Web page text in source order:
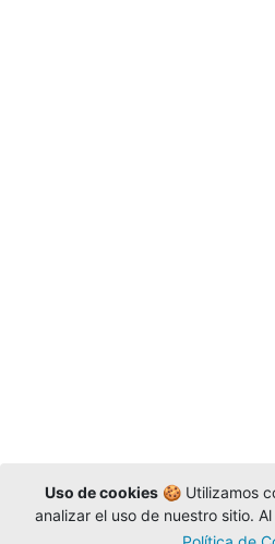
Uso de cookies 🍪 Utilizamos
analizar el uso de nuestro sitio.